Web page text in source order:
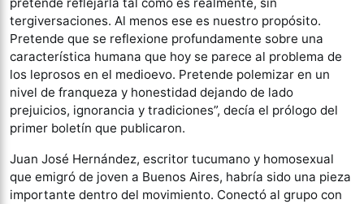
tergiversaciones. Al menos ese es nuestro propósito.
Pretende que se reflexione profundamente sobre una
característica humana que hoy se parece al problema de
los leprosos en el medioevo. Pretende polemizar en un
nivel de franqueza y honestidad dejando de lado
prejuicios, ignorancia y tradiciones”, decía el prólogo del
primer boletín que publicaron.
Juan José Hernández, escritor tucumano y homosexual
que emigró de joven a Buenos Aires, habría sido una pieza
importante dentro del movimiento. Conectó al grupo con